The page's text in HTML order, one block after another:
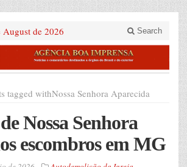
August de 2026 Search
tagged withNossa Senhora Aparecida
Nossa Senhora
escombros em MG